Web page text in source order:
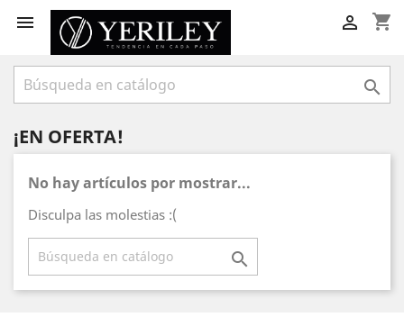
 shopping_cart


¡EN OFERTA!
No hay artículos por mostrar...
Disculpa las molestias :(
